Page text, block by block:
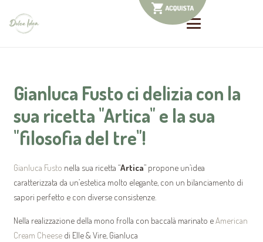
Gianluca Fusto ci delizia con la
sua ricetta "Artica" e la sua
"filosofia del tre"!
Gianluca Fusto nella sua ricetta “Artica” propone un’idea
caratterizzata da un’estetica molto elegante, con un bilanciamento di
sapori perfetto e con diverse consistenze.
Nella realizzazione della mono frolla con baccalà marinato eAmerican
Cream Cheesedi Elle & Vire, Gianluca